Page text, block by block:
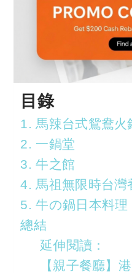
目錄
1. 馬辣台式鴛鴦火
2. 一鍋堂
3. 牛之館
4. 馬祖無限時台灣
5. 牛の鍋日本料理
總結
延伸閱讀：
【親子餐廳】